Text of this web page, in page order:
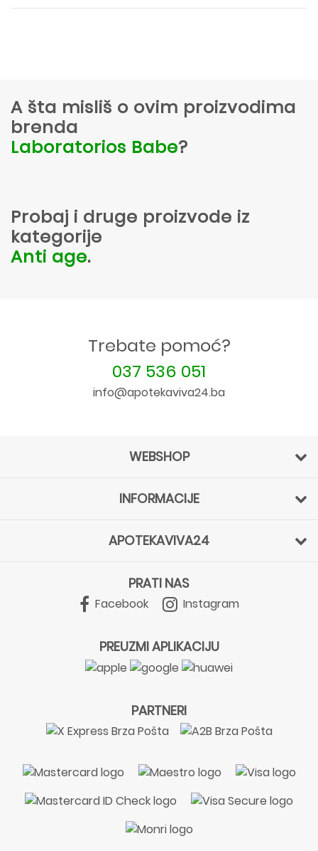
A šta misliš o ovim proizvodima
brenda
Laboratorios Babe?
Probaj i druge proizvode iz
kategorije
Anti age.
Trebate pomoć?
037 536 051
info@apotekaviva24.ba
WEBSHOP
INFORMACIJE
APOTEKAVIVA24
PRATI NAS
Facebook Instagram
PREUZMI APLIKACIJU
PARTNERI